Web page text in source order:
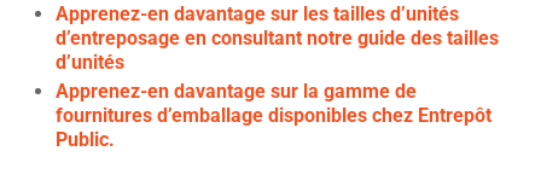
Apprenez-en davantage sur les tailles d’unités
d’entreposage en consultant notre guide des tailles
d’unités
Apprenez-en davantage sur la gamme de
fournitures d’emballage disponibles chez Entrepôt
Public.